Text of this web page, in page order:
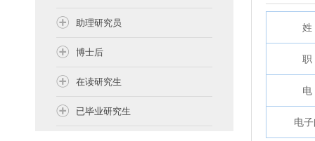
助理研究员
博士后
在读研究生
已毕业研究生
姓
职
电
电